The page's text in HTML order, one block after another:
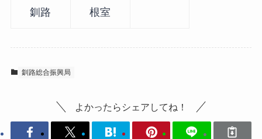
釧路 根室
釧路総合振興局
よかったらシェアしてね！